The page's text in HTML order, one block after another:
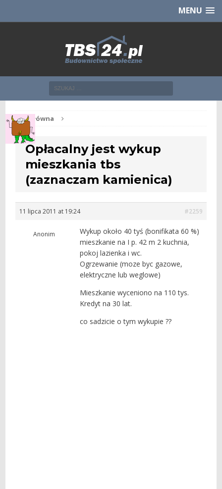
CHCĘ [klik]MENU
Str. główna
Opłacalny jest wykup
mieszkania tbs
(zaznaczam kamienica)
11 lipca 2011 at 19:24 #2259
Anonim
Wykup około 40 tyś (bonifikata 60 %)
mieszkanie na I p. 42 m 2 kuchnia,
pokoj lazienka i wc.
Ogrzewanie (moze byc gazowe,
elektryczne lub weglowe)
Mieszkanie wyceniono na 110 tys.
Kredyt na 30 lat.
co sadzicie o tym wykupie ??